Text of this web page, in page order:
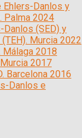
Ehlers-Danlos y
Palma 2024
Danlos (SED) y
Murcia 2022
Málaga 2018
Murcia 2017
Barcelona 2016
Danlos e